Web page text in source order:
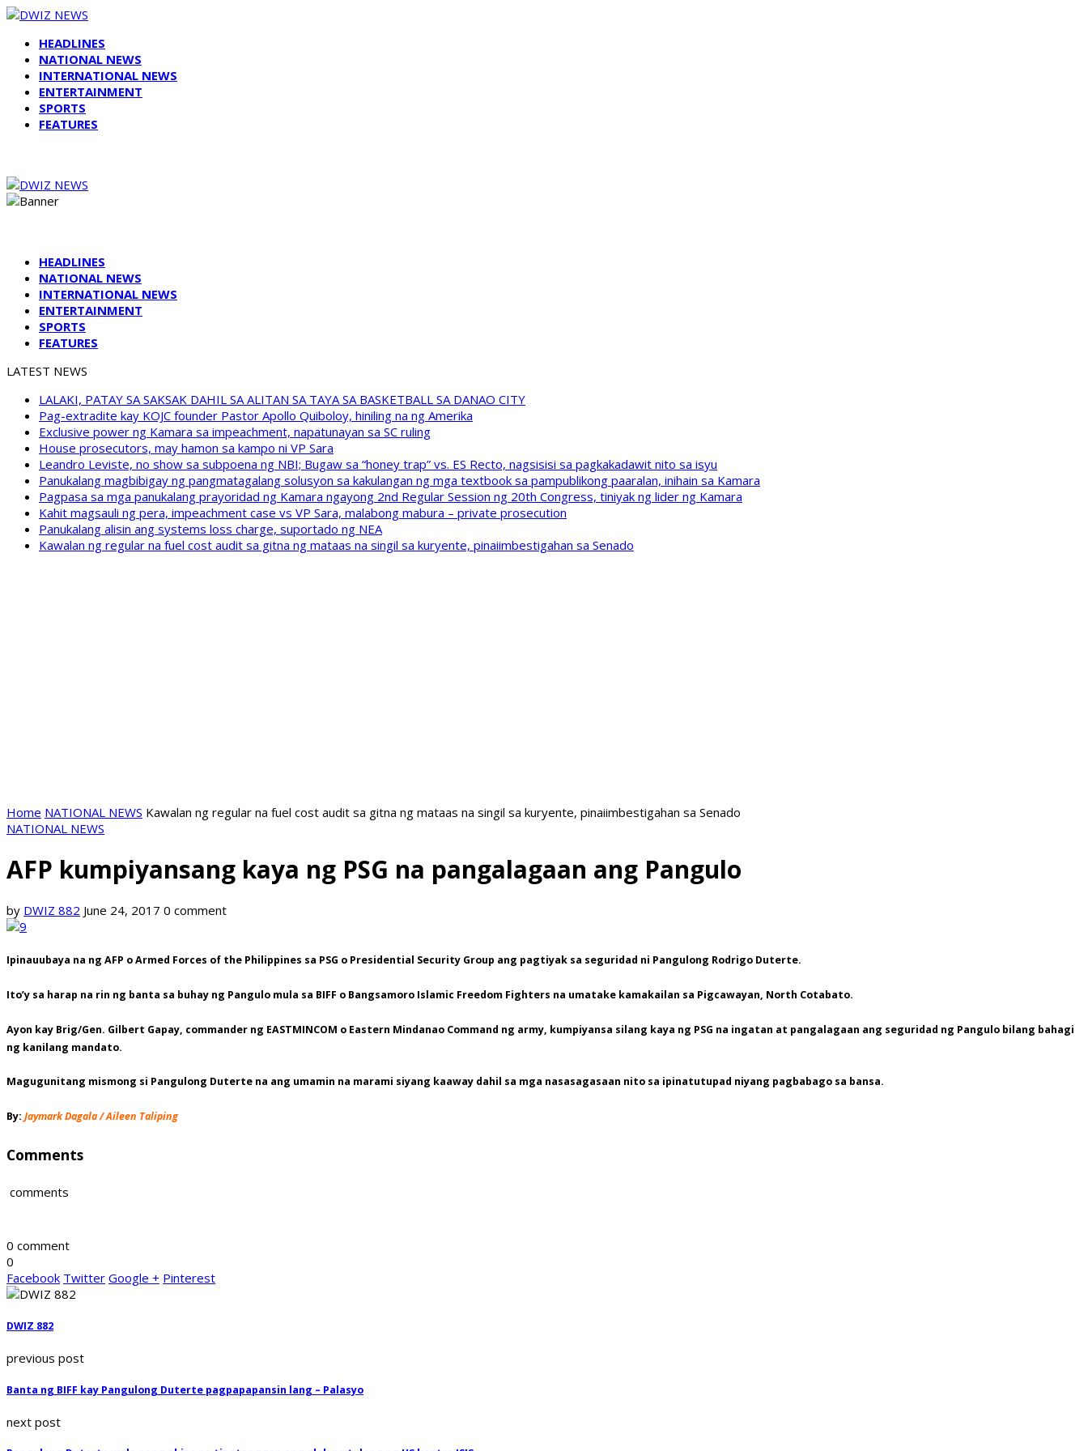
HEADLINES
NATIONAL NEWS
INTERNATIONAL NEWS
ENTERTAINMENT
SPORTS
FEATURES
HEADLINES
NATIONAL NEWS
INTERNATIONAL NEWS
ENTERTAINMENT
SPORTS
FEATURES
LATEST NEWS
LALAKI, PATAY SA SAKSAK DAHIL SA ALITAN SA TAYA SA BASKETBALL SA DANAO CITY
Pag-extradite kay KOJC founder Pastor Apollo Quiboloy, hiniling na ng Amerika
Exclusive power ng Kamara sa impeachment, napatunayan sa SC ruling
House prosecutors, may hamon sa kampo ni VP Sara
Leandro Leviste, no show sa subpoena ng NBI; Bugaw sa “honey trap” vs. ES Recto, nagsisisi sa pagkakadawit nito sa isyu
Panukalang magbibigay ng pangmatagalang solusyon sa kakulangan ng mga textbook sa pampublikong paaralan, inihain sa Kamara
Pagpasa sa mga panukalang prayoridad ng Kamara ngayong 2nd Regular Session ng 20th Congress, tiniyak ng lider ng Kamara
Kahit magsauli ng pera, impeachment case vs VP Sara, malabong mabura – private prosecution
Panukalang alisin ang systems loss charge, suportado ng NEA
Kawalan ng regular na fuel cost audit sa gitna ng mataas na singil sa kuryente, pinaiimbestigahan sa Senado
Home NATIONAL NEWS Kawalan ng regular na fuel cost audit sa gitna ng mataas na singil sa kuryente, pinaiimbestigahan sa Senado
NATIONAL NEWS
AFP kumpiyansang kaya ng PSG na pangalagaan ang Pangulo
by DWIZ 882 June 24, 2017 0 comment
Ipinauubaya na ng AFP o Armed Forces of the Philippines sa PSG o Presidential Security Group ang pagtiyak sa seguridad ni Pangulong Rodrigo Duterte.
Ito’y sa harap na rin ng banta sa buhay ng Pangulo mula sa BIFF o Bangsamoro Islamic Freedom Fighters na umatake kamakailan sa Pigcawayan, North Cotabato.
Ayon kay Brig/Gen. Gilbert Gapay, commander ng EASTMINCOM o Eastern Mindanao Command ng army, kumpiyansa silang kaya ng PSG na ingatan at pangalagaan ang seguridad ng Pangulo bilang bahagi
ng kanilang mandato.
Magugunitang mismong si Pangulong Duterte na ang umamin na marami siyang kaaway dahil sa mga nasasagasaan nito sa ipinatutupad niyang pagbabago sa bansa.
By: Jaymark Dagala / Aileen Taliping
Comments
comments
0 comment
0
Facebook Twitter Google + Pinterest
DWIZ 882
previous post
Banta ng BIFF kay Pangulong Duterte pagpapapansin lang – Palasyo
next post